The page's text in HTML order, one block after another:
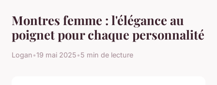
Montres femme : l'élégance au
poignet pour chaque personnalité
Logan•19 mai 2025•5 min de lecture